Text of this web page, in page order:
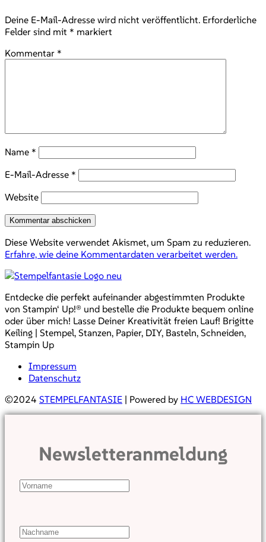
Deine E-Mail-Adresse wird nicht veröffentlicht. Erforderliche
Felder sind mit * markiert
Kommentar *
Name *
E-Mail-Adresse *
Website
Diese Website verwendet Akismet, um Spam zu reduzieren.
Erfahre, wie deine Kommentardaten verarbeitet werden.
Entdecke die perfekt aufeinander abgestimmten Produkte
von Stampin‘ Up!® und bestelle die Produkte bequem online
oder über mich! Lasse Deiner Kreativität freien Lauf! Brigitte
Keiling | Stempel, Stanzen, Papier, DIY, Basteln, Schneiden,
Stampin Up
Impressum
Datenschutz
©2024 STEMPELFANTASIE | Powered by HC WEBDESIGN
Newsletteranmeldung